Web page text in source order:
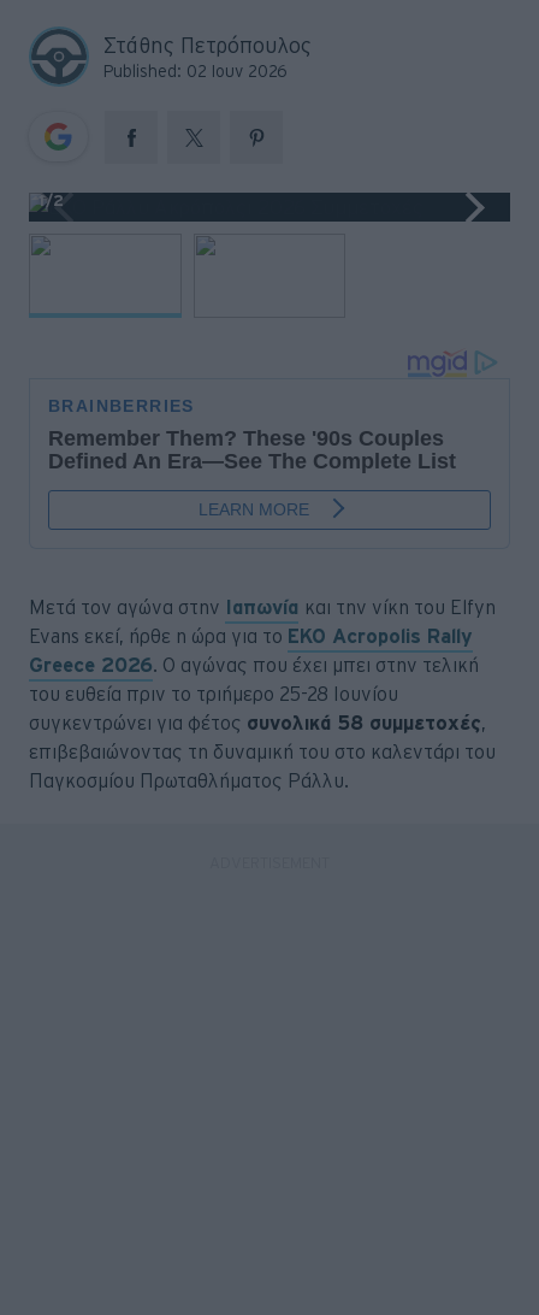
Στάθης Πετρόπουλος
Published: 02 Ιουν 2026
1/2
Μετά τον αγώνα στην Ιαπωνία και την νίκη του Elfyn
Evans εκεί, ήρθε η ώρα για το EKO Acropolis Rally
Greece 2026. Ο αγώνας που έχει μπει στην τελική
του ευθεία πριν το τριήμερο 25-28 Ιουνίου
συγκεντρώνει για φέτος συνολικά 58 συμμετοχές,
επιβεβαιώνοντας τη δυναμική του στο καλεντάρι του
Παγκοσμίου Πρωταθλήματος Ράλλυ.
Retro
Moto
Συνεντεύξεις